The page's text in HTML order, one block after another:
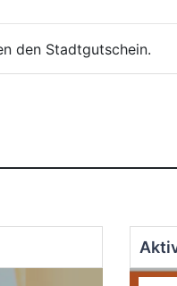
den Stadtgutschein.